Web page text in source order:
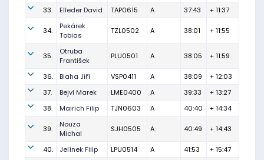
33.
Elleder David TAP0615 A 37:43 + 11:37
34.
Pekárek
Tobias
TZL0502 A 38:01 + 11:55
35.
Otruba
František
PLU0501 A 38:05 + 11:59
36. Blaha Jiří VSP0411 A 38:09
+ 12:03
37.
Bejvl Marek LME0400 A 39:33
+ 13:27
38.
Mairich Filip TJN0603 A 40:40 + 14:34
39.
Nouza
Michal
SJH0505 A 40:49 + 14:43
40. Jelínek Filip LPU0514 A 41:53
+ 15:47